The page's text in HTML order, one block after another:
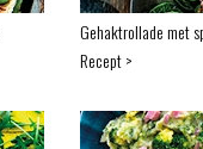
Gehaktrollade met
Recept >